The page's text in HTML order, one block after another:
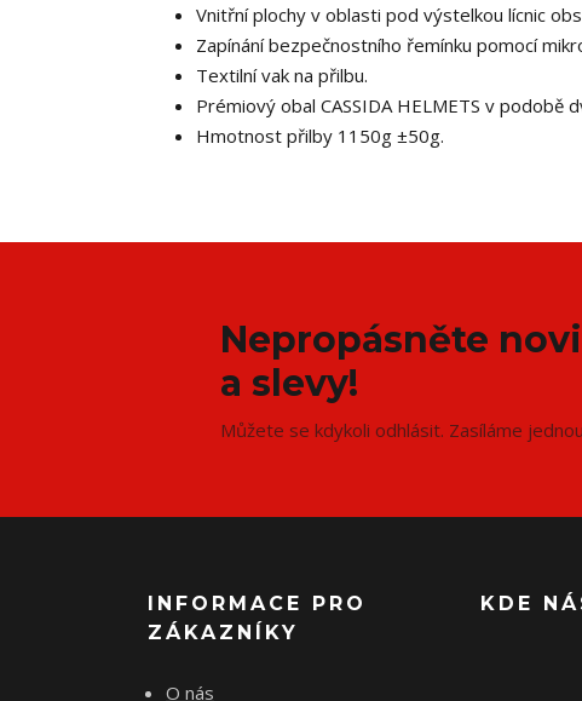
Vnitřní plochy v oblasti pod výstelkou lícnic
Zapínání bezpečnostního řemínku pomocí
Textilní vak na přilbu.
Prémiový obal CASSIDA HELMETS v podobě
Hmotnost přilby 1150g ±50g.
Nepropásněte
a slevy!
Můžete se kdykoli odhlásit. Zasíláme
INFORMACE PRO
ZÁKAZNÍKY
O nás
KDE